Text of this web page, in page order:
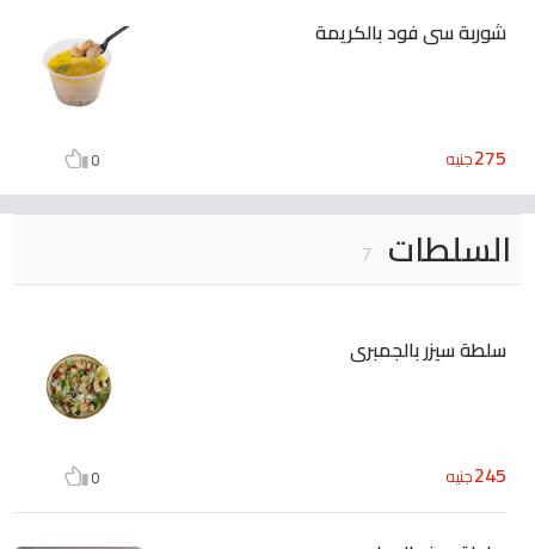
شوربة سى فود بالكريمة
275جنيه 0
السلطات 7
سلطة سيزر بالجمبرى
245جنيه 0